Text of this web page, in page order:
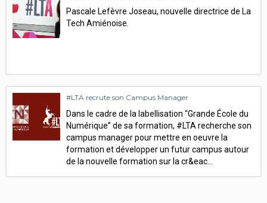
Pascale Lefèvre Joseau, nouvelle directrice de La
Tech Amiénoise.
#LTA recrute son Campus Manager
Dans le cadre de la labellisation “Grande École du
Numérique” de sa formation, #LTA recherche son
campus manager pour mettre en oeuvre la
formation et développer un futur campus autour
de la nouvelle formation sur la cr&eac…